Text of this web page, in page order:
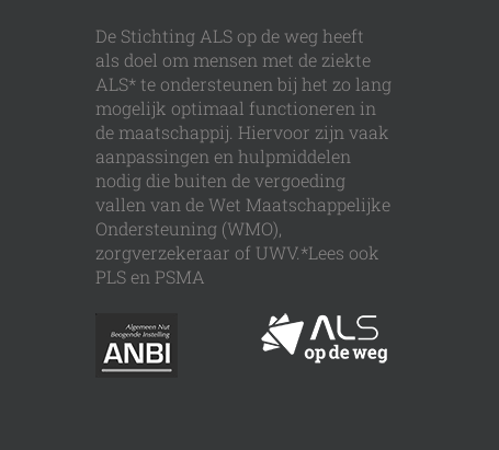
De Stichting ALS op de weg heeft
als doel om mensen met de ziekte
ALS* te ondersteunen bij het zo lang
mogelijk optimaal functioneren in
de maatschappij. Hiervoor zijn vaak
aanpassingen en hulpmiddelen
nodig die buiten de vergoeding
vallen van de Wet Maatschappelijke
Ondersteuning (WMO),
zorgverzekeraar of UWV.*Lees ook
PLS en PSMA